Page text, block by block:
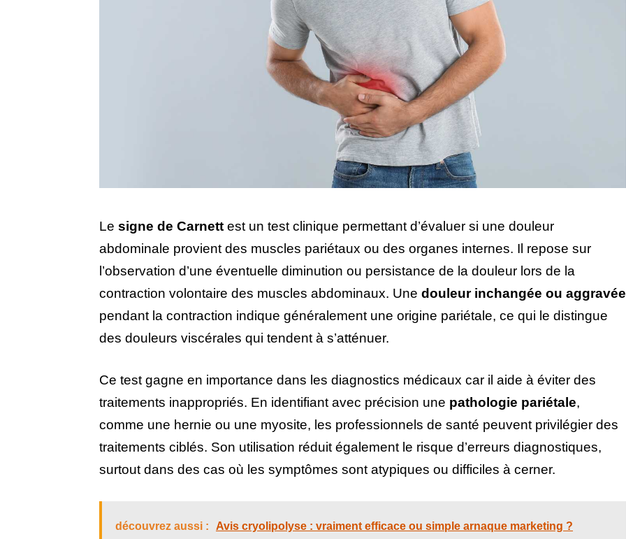
Le signe de Carnett est un test clinique permettant d’évaluer si une douleur
abdominale provient des muscles pariétaux ou des organes internes. Il repose sur
l’observation d’une éventuelle diminution ou persistance de la douleur lors de la
contraction volontaire des muscles abdominaux. Une douleur inchangée ou aggravée
pendant la contraction indique généralement une origine pariétale, ce qui le distingue
des douleurs viscérales qui tendent à s’atténuer.
Ce test gagne en importance dans les diagnostics médicaux car il aide à éviter des
traitements inappropriés. En identifiant avec précision une pathologie pariétale,
comme une hernie ou une myosite, les professionnels de santé peuvent privilégier des
traitements ciblés. Son utilisation réduit également le risque d’erreurs diagnostiques,
surtout dans des cas où les symptômes sont atypiques ou difficiles à cerner.
découvrez aussi : Avis cryolipolyse : vraiment efficace ou simple arnaque marketing ?